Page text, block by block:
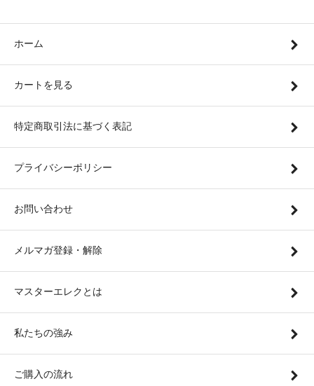
ホーム
カートを見る
特定商取引法に基づく表記
プライバシーポリシー
お問い合わせ
メルマガ登録・解除
マスターエレクとは
私たちの強み
ご購入の流れ